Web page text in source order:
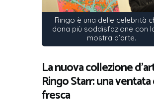
Ringo è una delle celebrità
dona più soddisfazione con
mostra d’arte.
La nuova collezione
Ringo Starr: una ventata
fresca